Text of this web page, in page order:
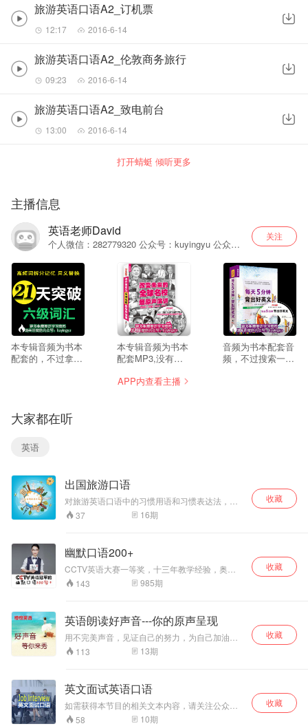
旅游英语口语A2_订机票
12:17 2016-6-14
旅游英语口语A2_伦敦商务旅行
09:23 2016-6-14
旅游英语口语A2_致电前台
13:00 2016-6-14
打开蜻蜓 倾听更多
主播信息
英语老师David
个人微信：282779320 公众号：kuyingyu 公众号
关注
--
本专辑音频为书本
配套的，不过拿来
注微信公众号：
aixuewaiyu,,回
汇”即可获得下载链
26
本专辑音频为书本
配套MP3,没有文
网络搜索一下。如
67
音频为书本配套音
频，不过搜索一下
APP内查看主播
大家都在听
英语
出国旅游口语
对旅游英语口语中的习惯用语和习惯表达法，做
了详细的解释。
37 16期
收藏
幽默口语200+
CCTV英语大赛一等奖，十三年教学经验，奥斯
卡幽默英语工作室创始人，林肯英语学校创始
人。 想制定专属于您的学习计划，加我的VXin：
143 985期
收藏
英语朗读好声音---你的原声呈现
用不完美声音，见证自己的努力，为自己加油！
只要打开手机内置的录音机，读上一段英语文
字，把录音文件发送到：qq 2078280566, 微XIN:
113 13期
收藏
英文面试英语口语
如需获得本节目的相关文本内容，请关注公众号:
aixuewaiyu，回复“面试”即可获得文本下载
58 10期
收藏